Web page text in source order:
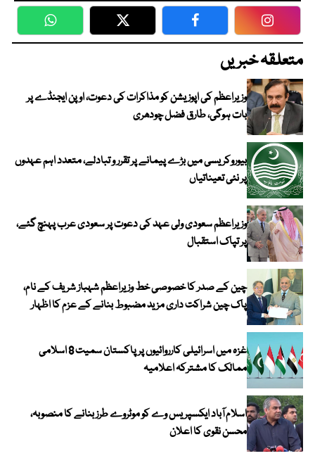
WhatsApp Twitter Facebook
متعلقہ خبریں
وزیراعظم کی اپوزیشن کو مذاکرات کی دعوت، اوپن ایجنڈے پر
بات ہوگی، طارق فضل چودھری
بیوروکریسی میں بڑے پیمانے پر تقرر و تبادلے، متعدد اہم عہدوں
پر نئی تعیناتیاں
وزیراعظم سعودی ولی عہد کی دعوت پر سعودی عرب پہنچ گئے،
پر تپاک استقبال
چین کے صدر کا خصوصی خط وزیراعظم شہباز شریف کے نام،
پاک چین شراکت داری مزید مضبوط بنانے کے عزم کا اظہار
غزہ میں اسرائیلی کارروائیوں پر پاکستان سمیت 8 اسلامی
ممالک کا مشترکہ اعلامیہ
اسلام آباد ایکسپریس وے کو موٹروے طرز بنانے کا منصوبہ،
محسن نقوی کا اعلان